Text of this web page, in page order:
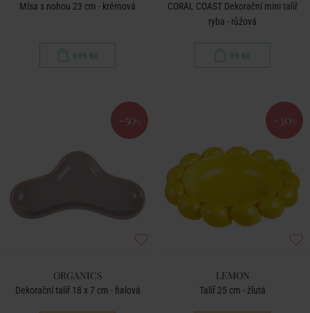
Mísa s nohou 23 cm - krémová
699 Kč
CORAL COAST Dekorační mini talíř
ryba - růžová
99 Kč
-50 %
ORGANICS
Dekorační talíř 18 x 7 cm - fialová
-30 %
LEMON
Talíř 25 cm - žlutá